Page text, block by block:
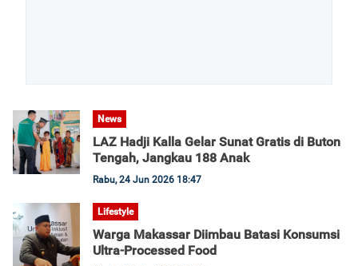
News
LAZ Hadji Kalla Gelar Sunat Gratis di Buton
Tengah, Jangkau 188 Anak
Rabu, 24 Jun 2026 18:47
Lifestyle
Warga Makassar Diimbau Batasi Konsumsi
Ultra-Processed Food